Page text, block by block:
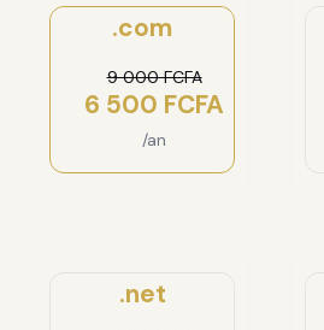
.com
9 000 FCFA
6 500 FCFA
/an
.net